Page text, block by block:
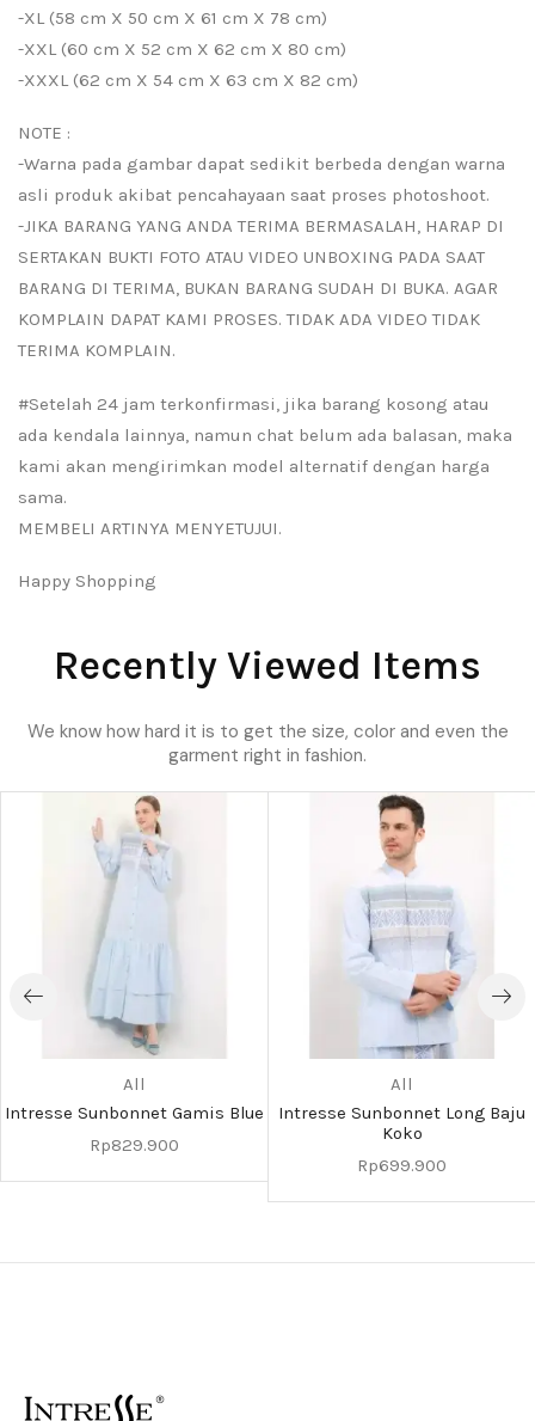
-XL (58 cm X 50 cm X 61 cm X 78 cm)
-XXL (60 cm X 52 cm X 62 cm X 80 cm)
-XXXL (62 cm X 54 cm X 63 cm X 82 cm)
NOTE :
-Warna pada gambar dapat sedikit berbeda dengan warna
asli produk akibat pencahayaan saat proses photoshoot.
-JIKA BARANG YANG ANDA TERIMA BERMASALAH, HARAP DI
SERTAKAN BUKTI FOTO ATAU VIDEO UNBOXING PADA SAAT
BARANG DI TERIMA, BUKAN BARANG SUDAH DI BUKA. AGAR
KOMPLAIN DAPAT KAMI PROSES. TIDAK ADA VIDEO TIDAK
TERIMA KOMPLAIN.
#Setelah 24 jam terkonfirmasi, jika barang kosong atau
ada kendala lainnya, namun chat belum ada balasan, maka
kami akan mengirimkan model alternatif dengan harga
sama.
MEMBELI ARTINYA MENYETUJUI.
Happy Shopping
Recently Viewed Items
We know how hard it is to get the size, color and even the
garment right in fashion.
All
Intresse Sunbonnet Gamis Blue
Rp829.900
All
Intresse Sunbonnet Long Baju
Koko
Rp699.900